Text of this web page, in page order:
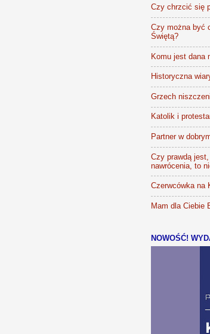
Czy chrzcić się
Czy można być
Świętą?
Komu jest dana
Historyczna
Grzech
Katolik i
Partner w
Czy prawdą
nawrócenia, to
Czerwcówka na
Mam dla Ciebie
NOWOŚĆ!